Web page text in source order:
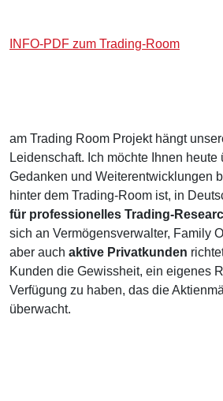
INFO-PDF zum Trading-Room
am Trading Room Projekt hängt
Leidenschaft. Ich möchte Ihnen heute
Gedanken und Weiterentwicklungen
hinter dem Trading-Room ist, in
für professionelles Trading-
sich an Vermögensverwalter, Family
aber auch aktive Privatkunden
Kunden die Gewissheit, ein eigenes
Verfügung zu haben, das die
überwacht.